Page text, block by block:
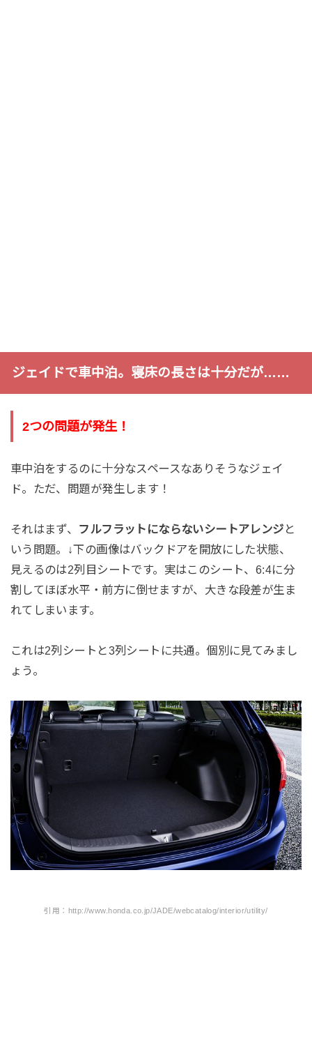
ジェイドで車中泊。寝床の長さは十分だが……
2つの問題が発生！
車中泊をするのに十分なスペースなありそうなジェイ
ド。ただ、問題が発生します！
それはまず、 フルフラットにならないシートアレンジ と
いう問題。↓下の画像はバックドアを開放にした状態、
見えるのは2列目シートです。実はこのシート、6:4に分
割してほぼ水平・前方に倒せますが、大きな段差が生ま
れてしまいます。
これは2列シートと3列シートに共通。個別に見てみまし
ょう。
引用：http://www.honda.co.jp/JADE/webcatalog/interior/utility/